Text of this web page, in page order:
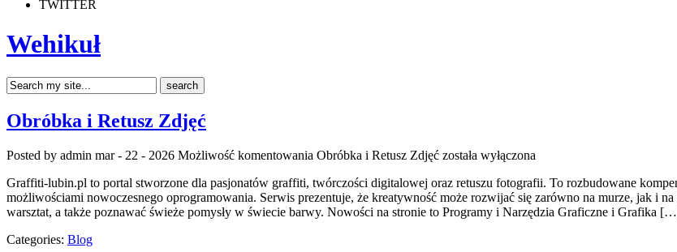
TWITTER
Wehikuł
Obróbka i Retusz Zdjęć
Posted by admin mar - 22 - 2026 Możliwość komentowania Obróbka i Retusz Zdjęć została wyłączona
Graffiti-lubin.pl to portal stworzone dla pasjonatów graffiti, twórczości digitalowej oraz retuszu fotografii. To rozbudowane
możliwościami nowoczesnego oprogramowania. Serwis prezentuje, że kreatywność może rozwijać się zarówno na murze, jak i
warsztat, a także poznawać świeże pomysły w świecie barwy. Nowości na stronie to Programy i Narzędzia Graficzne i Grafika
Categories: Blog